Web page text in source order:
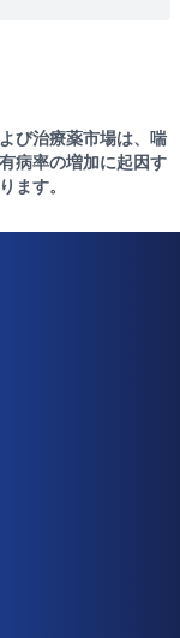
び治療薬市場は、喘
病率の増加に起因す
ます。